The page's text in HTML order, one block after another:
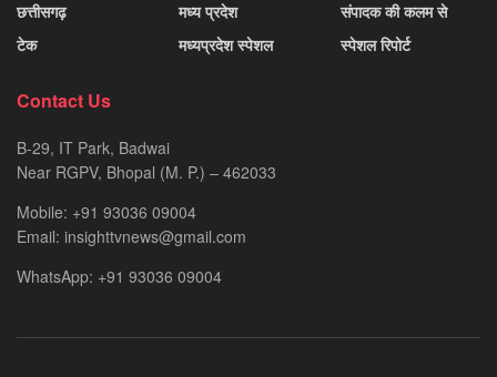
छत्तीसगढ़
टेक
मध्य प्रदेश
मध्यप्रदेश स्पेशल
संपादक की कलम से
स्पेशल रिपोर्ट
Contact Us
B-29, IT Park, Badwai
Near RGPV, Bhopal (M. P.) – 462033
Mobile: +91 93036 09004
Email: insighttvnews@gmail.com
WhatsApp: +91 93036 09004